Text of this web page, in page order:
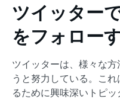
ツイッター
をフォロー
ツイッターは、様々な
うと努力している。こ
るために興味深いトピ